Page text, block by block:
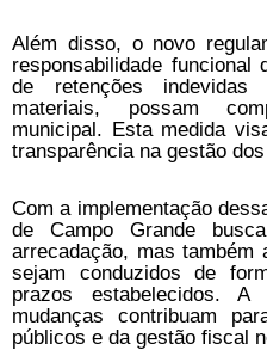
Além disso, o novo
responsabilidade
de retenções
materiais, possam
municipal. Esta medida
transparência na gestão
Com a implementação
de Campo Grande
arrecadação, mas também
sejam conduzidos de
prazos estabelecidos.
mudanças contribuam
públicos e da gestão fiscal